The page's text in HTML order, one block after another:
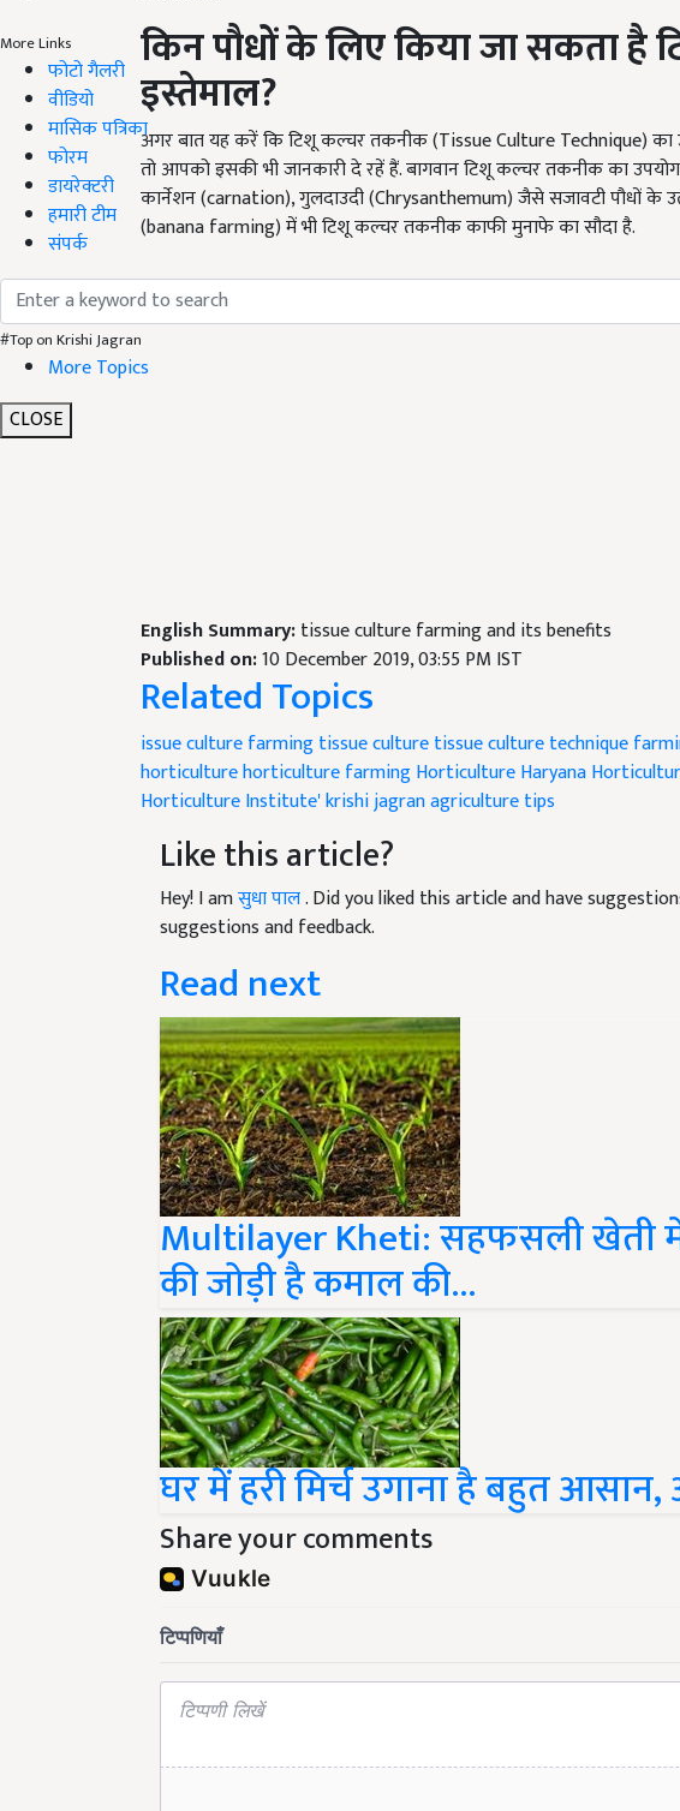
More Links
फोटो गैलरी
वीडियो
मासिक पत्रिका
फोरम
डायरेक्टरी
हमारी टीम
संपर्क
#Top on Krishi Jagran
More Topics
CLOSE
किन पौधों के लिए किया जा सकता
इस्तेमाल?
अगर बात यह करें कि टिशू कल्चर तकनीक (Tissue Culture Technique) का
तो आपको इसकी भी जानकारी दे रहें हैं. बागवान टिशू कल्चर तकनीक का
कार्नेशन (carnation), गुलदाउदी (Chrysanthemum) जैसे सजावटी पौधों के
(banana farming) में भी टिशू कल्चर तकनीक काफी मुनाफे का सौदा है.
English Summary:tissue culture farming and its benefits
Published on:10 December 2019, 03:55 PM IST
Related Topics
issue culture farmingtissue culturetissue culture technique
horticulturehorticulture farmingHorticulture Haryana
Horticulture Institute'krishi jagranagriculture tips
Like this article?
Hey! I amसुधा पाल. Did you liked this article and have
suggestions and feedback.
Read next
Multilayer Kheti: सहफसली खेती
की जोड़ी है कमाल की...
घर में हरी मिर्च उगाना है बहुत
Share your comments